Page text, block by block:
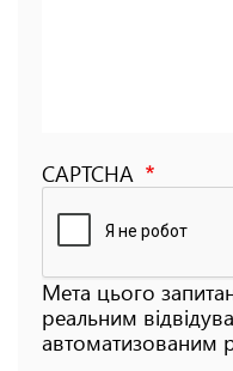
CAPTCHA
Мета цього
реальним
автоматизованим